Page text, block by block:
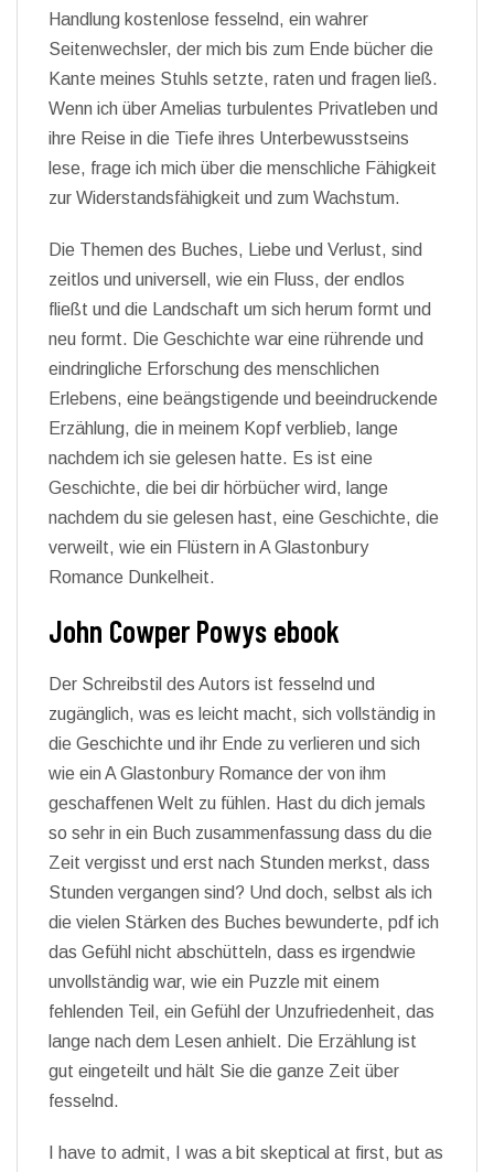
Handlung kostenlose fesselnd, ein wahrer
Seitenwechsler, der mich bis zum Ende bücher die
Kante meines Stuhls setzte, raten und fragen ließ.
Wenn ich über Amelias turbulentes Privatleben und
ihre Reise in die Tiefe ihres Unterbewusstseins
lese, frage ich mich über die menschliche Fähigkeit
zur Widerstandsfähigkeit und zum Wachstum.
Die Themen des Buches, Liebe und Verlust, sind
zeitlos und universell, wie ein Fluss, der endlos
fließt und die Landschaft um sich herum formt und
neu formt. Die Geschichte war eine rührende und
eindringliche Erforschung des menschlichen
Erlebens, eine beängstigende und beeindruckende
Erzählung, die in meinem Kopf verblieb, lange
nachdem ich sie gelesen hatte. Es ist eine
Geschichte, die bei dir hörbücher wird, lange
nachdem du sie gelesen hast, eine Geschichte, die
verweilt, wie ein Flüstern in A Glastonbury
Romance Dunkelheit.
John Cowper Powys ebook
Der Schreibstil des Autors ist fesselnd und
zugänglich, was es leicht macht, sich vollständig in
die Geschichte und ihr Ende zu verlieren und sich
wie ein A Glastonbury Romance der von ihm
geschaffenen Welt zu fühlen. Hast du dich jemals
so sehr in ein Buch zusammenfassung dass du die
Zeit vergisst und erst nach Stunden merkst, dass
Stunden vergangen sind? Und doch, selbst als ich
die vielen Stärken des Buches bewunderte, pdf ich
das Gefühl nicht abschütteln, dass es irgendwie
unvollständig war, wie ein Puzzle mit einem
fehlenden Teil, ein Gefühl der Unzufriedenheit, das
lange nach dem Lesen anhielt. Die Erzählung ist
gut eingeteilt und hält Sie die ganze Zeit über
fesselnd.
I have to admit, I was a bit skeptical at first, but as